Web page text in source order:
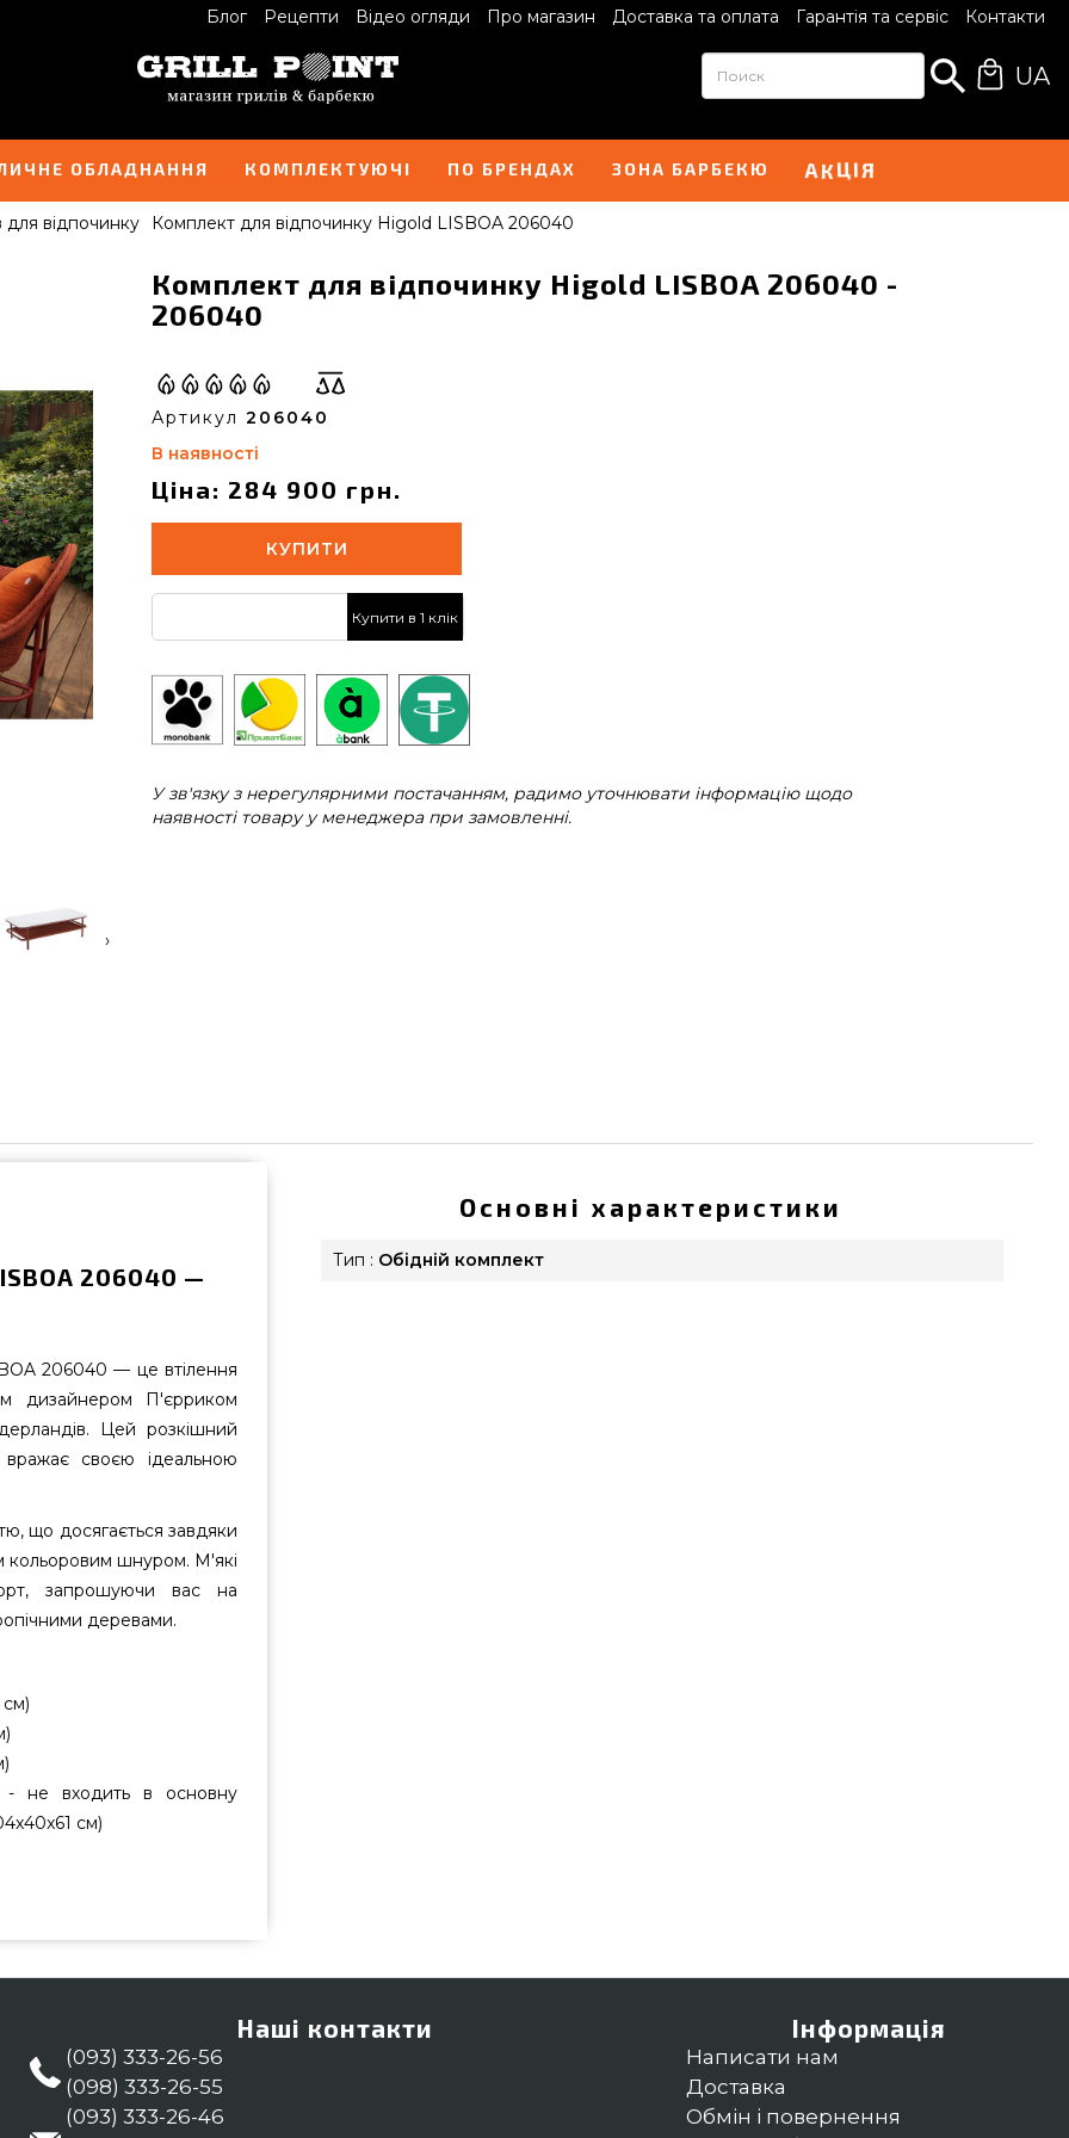
Блог Рецепти Відео огляди Про магазин Доставка та оплата Гарантія та сервіс Контакти
UA
ОБЛАДНАННЯ КОМПЛЕКТУЮЧІ ПО БРЕНДАХ ЗОНА БАРБЕКЮ АКЦІЯ
відпочинку Комплект для відпочинку Higold LISBOA 206040
›
Комплект для відпочинку Higold LISBOA 206040 -
206040
Артикул 206040
В наявності
Ціна: 284 900 грн.
КУПИТИ
Купити в 1 клік
У зв'язку з нерегулярними постачанням, радимо уточнювати інформацію щодо
наявності товару у менеджера при замовленні.
206040 —
206040 — це втілення
дизайнером П'єрриком
Цей розкішний
вражає своєю ідеальною
що досягається завдяки
кольоровим шнуром. М'які
запрошуючи вас на
деревами.
- не входить в основну
см)
для відпочинку в каталозі
зараз нашим працівникам за
Основні характеристики
Тип : Обідній комплект
Наші контакти
(093) 333-26-56
(098) 333-26-55
(093) 333-26-46
Інформація
Написати нам
Доставка
Обмін і повернення